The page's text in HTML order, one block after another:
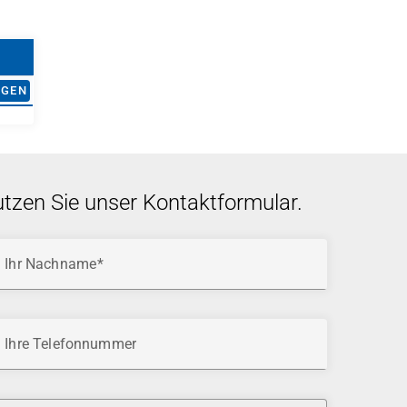
Sie unser Kontaktformular.
Ihr Nachname
Ihre Telefonnummer